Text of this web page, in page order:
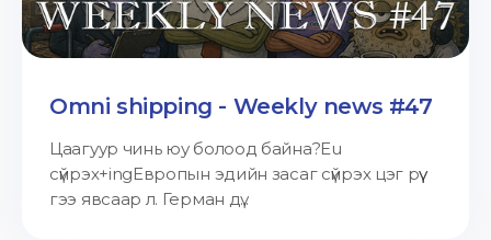
Omni shipping - Weekly news #47
Цаагуур чинь юу болоод байна?Eu
сүйрэх+ingЕвропын эдийн засаг сүйрэх цэг рүү
гээ явсаар л. Герман дү...